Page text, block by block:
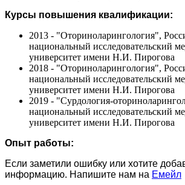
Курсы повышения квалификации:
2013 - "Оториноларингология",
национальный исследовательский
университет имени Н.И. Пирогова
2018 - "Оториноларингология",
национальный исследовательский
университет имени Н.И. Пирогова
2019 - "Сурдология-
национальный исследовательский
университет имени Н.И. Пирогова
Опыт работы:
Если заметили ошибку или хотите
информацию. Напишите нам на Емейл